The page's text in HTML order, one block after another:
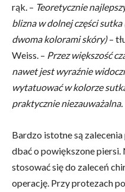
rąk. – Teoretycznie
blizna w dolnej części
dwoma kolorami skóry)–
Weiss. – Przez większość
nawet jest wyraźnie
wytatuować w kolorze
praktycznie niezauważalna.
Bardzo istotne są
dbać o powiększone piersi.
stosować się do zaleceń
operację. Przy protezach